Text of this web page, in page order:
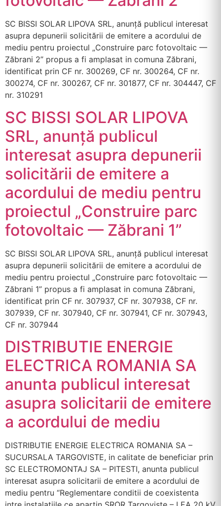
SC BISSI SOLAR LIPOVA SRL, anunță publicul interesat
asupra depunerii solicitării de emitere a acordului de
mediu pentru proiectul „Construire parc fotovoltaic —
Zăbrani 2” propus a fi amplasat in comuna Zăbrani,
identificat prin CF nr. 300269, CF nr. 300264, CF nr.
300274, CF nr. 300267, CF nr. 301877, CF nr. 304447, CF
nr. 310291
SC BISSI SOLAR LIPOVA
SRL, anunță publicul
interesat asupra depunerii
solicitării de emitere a
acordului de mediu pentru
proiectul „Construire parc
fotovoltaic — Zăbrani 1”
SC BISSI SOLAR LIPOVA SRL, anunță publicul interesat
asupra depunerii solicitării de emitere a acordului de
mediu pentru proiectul „Construire parc fotovoltaic —
Zăbrani 1” propus a fi amplasat in comuna Zăbrani,
identificat prin CF nr. 307937, CF nr. 307938, CF nr.
307939, CF nr. 307940, CF nr. 307941, CF nr. 307943,
CF nr. 307944
DISTRIBUTIE ENERGIE
ELECTRICA ROMANIA SA
anunta publicul interesat
asupra solicitarii de emitere
a acordului de mediu
DISTRIBUTIE ENERGIE ELECTRICA ROMANIA SA –
SUCURSALA TARGOVISTE, in calitate de beneficiar prin
SC ELECTROMONTAJ SA – PITESTI, anunta publicul
interesat asupra solicitarii de emitere a acordului de
mediu pentru “Reglementare conditii de coexistenta